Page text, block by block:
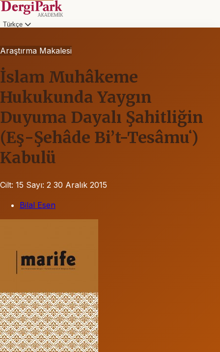
Türkçe
Araştırma Makalesi
İslam Muhâkeme
Hukukunda Yaygın
Duyuma Dayalı Şahitliğin
(Eş-Şehâde Bi’t-Tesâmuʻ)
Kabulü
Cilt: 15 Sayı: 2 30 Aralık 2015
Bilal Esen